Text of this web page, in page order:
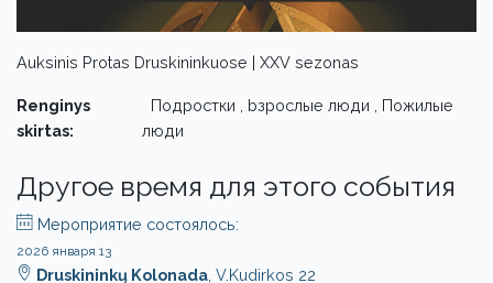
Auksinis Protas Druskininkuose | XXV sezonas
Renginys
skirtas:
Подростки , bзрослые люди , Пожилые
люди
Другое время для этого события
Мероприятие состоялось:
2026 января 13
Druskininkų Kolonada , V.Kudirkos 22